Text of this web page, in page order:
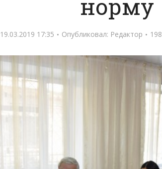
норму
19.03.2019 17:35 Опубликовал: Редактор 198